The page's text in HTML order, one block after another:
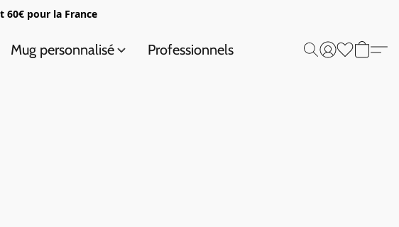
60€ pour la France
Mug personnalisé Professionnels